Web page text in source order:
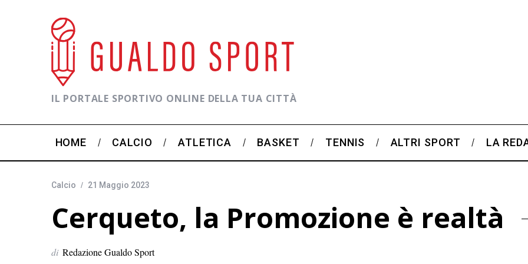
IL PORTALE SPORTIVO ONLINE DELLA TUA CITTÀ
HOME CALCIO ATLETICA BASKET TENNIS ALTRI SPORT LA
Calcio 21 Maggio 2023
Cerqueto, la Promozione è realtà
di Redazione Gualdo Sport